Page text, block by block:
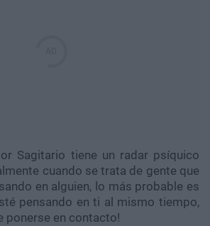
Sagitario tiene un radar psíquico
cuando se trata de gente que
en alguien, lo más probable es
pensando en ti al mismo tiempo,
ponerse en contacto!